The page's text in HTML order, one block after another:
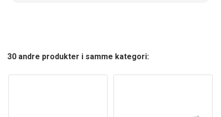
30 andre produkter i samme kategori: